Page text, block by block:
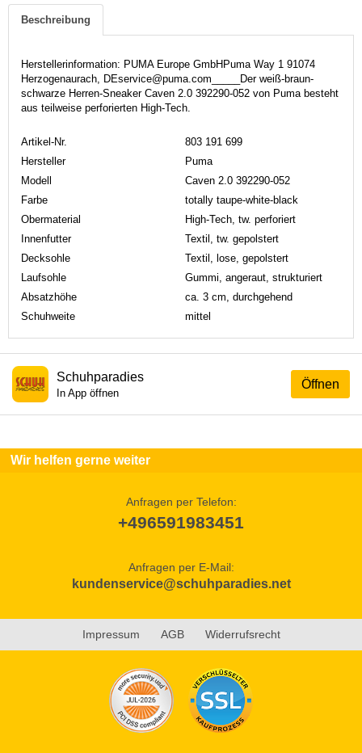
Beschreibung
Herstellerinformation: PUMA Europe GmbHPuma Way 1 91074
Herzogenaurach, DEservice@puma.com_____Der weiß-braun-
schwarze Herren-Sneaker Caven 2.0 392290-052 von Puma besteht
aus teilweise perforierten High-Tech.
Artikel-Nr.
803 191 699
Hersteller
Puma
Modell
Caven 2.0 392290-052
Farbe
totally taupe-white-black
Obermaterial
High-Tech, tw. perforiert
Innenfutter
Textil, tw. gepolstert
Decksohle
Textil, lose, gepolstert
Laufsohle
Gummi, angeraut, strukturiert
Absatzhöhe
ca. 3 cm, durchgehend
Schuhweite
mittel
Öffnen
Schuhparadies
In App öffnen
Wir helfen gerne weiter
Anfragen per Telefon:
+496591983451
Anfragen per E-Mail:
kundenservice@schuhparadies.net
Impressum AGB Widerrufsrecht